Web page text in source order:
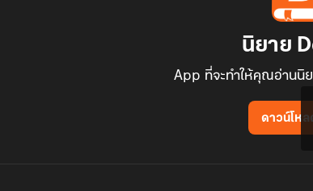
นิยาย
App ที่จะทำให้คุณอ่านนิ
ดาวน์โห